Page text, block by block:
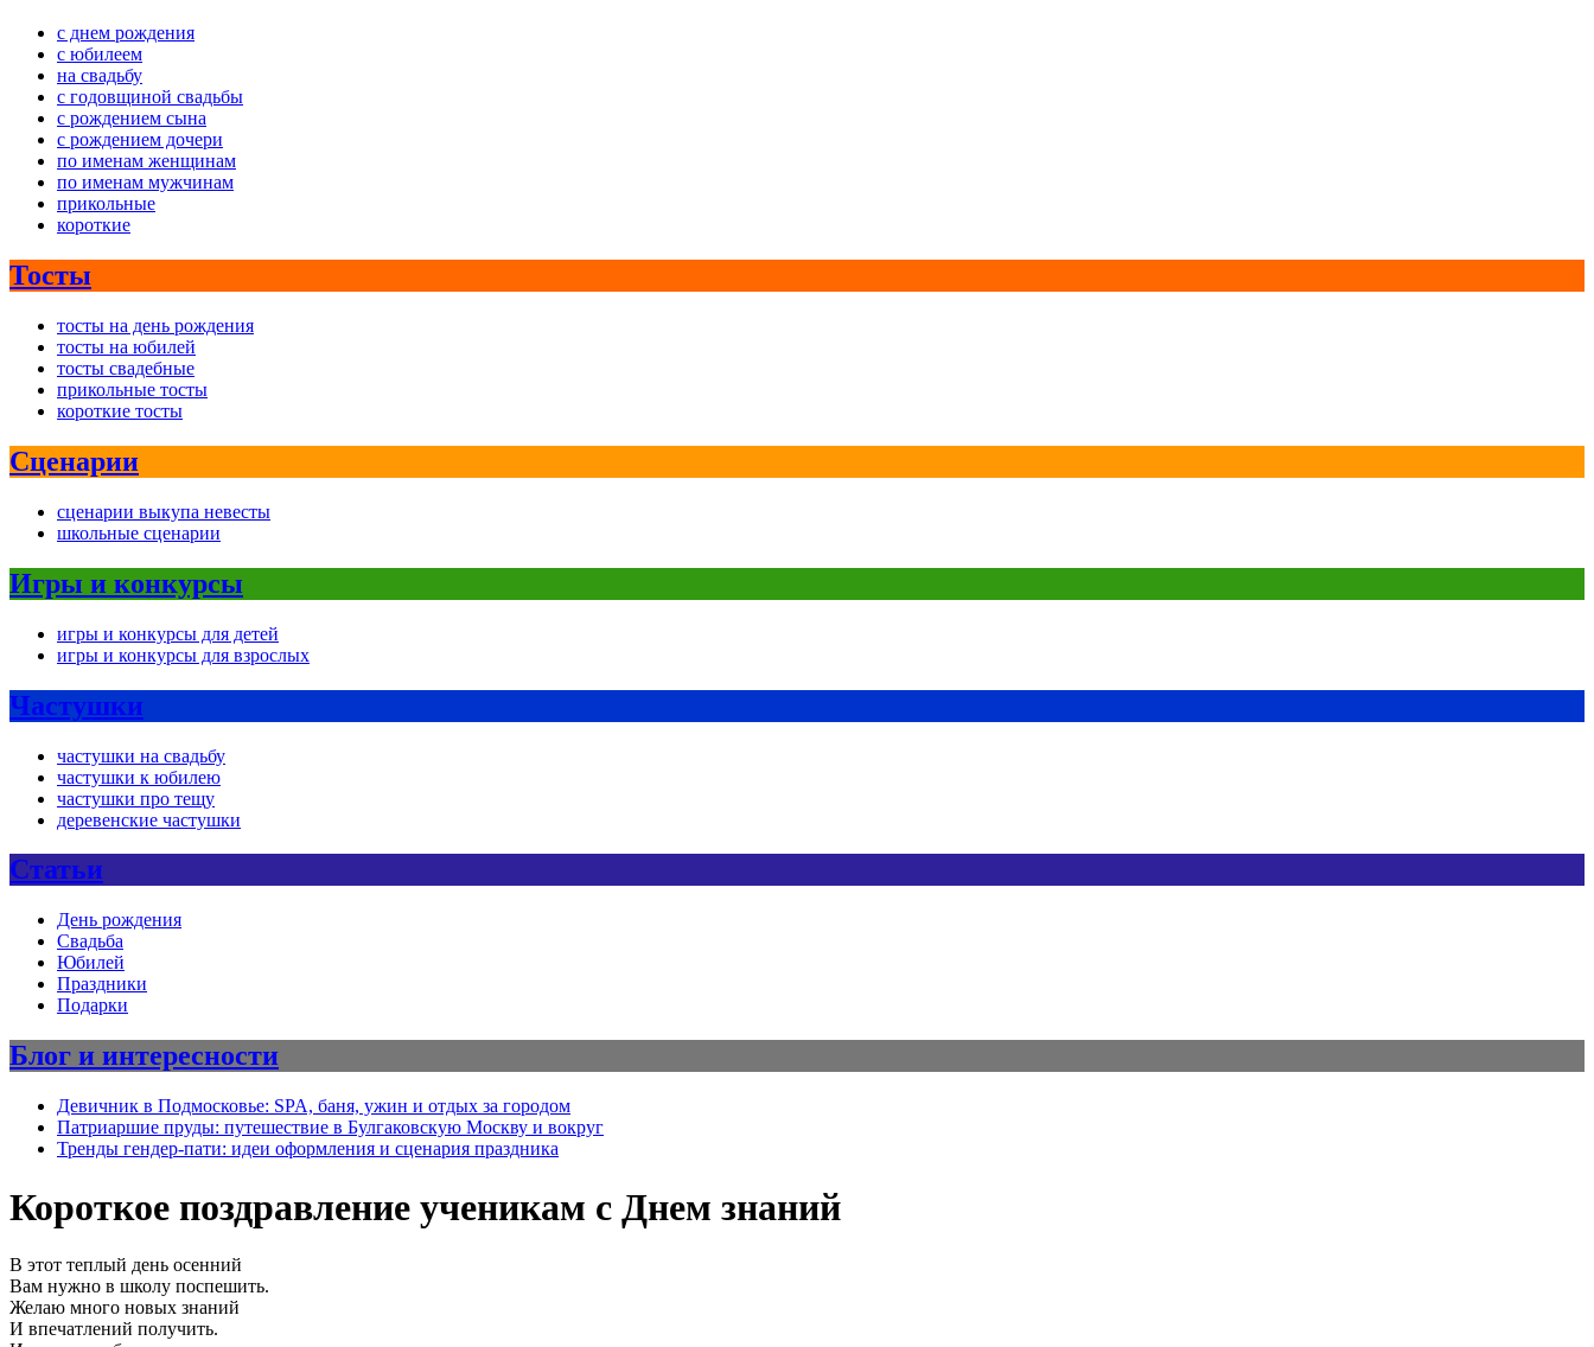
с днем рождения
с юбилеем
на свадьбу
с годовщиной свадьбы
с рождением сына
с рождением дочери
по именам женщинам
по именам мужчинам
прикольные
короткие
Тосты
тосты на день рождения
тосты на юбилей
тосты свадебные
прикольные тосты
короткие тосты
Сценарии
сценарии выкупа невесты
школьные сценарии
Игры и конкурсы
игры и конкурсы для детей
игры и конкурсы для взрослых
Частушки
частушки на свадьбу
частушки к юбилею
частушки про тещу
деревенские частушки
Статьи
День рождения
Свадьба
Юбилей
Праздники
Подарки
Блог и интересности
Девичник в Подмосковье: SPA, баня, ужин и отдых за городом
Патриаршие пруды: путешествие в Булгаковскую Москву и вокруг
Тренды гендер-пати: идеи оформления и сценария праздника
Короткое поздравление ученикам с Днем знаний
В этот теплый день осенний
Вам нужно в школу поспешить.
Желаю много новых знаний
И впечатлений получить.